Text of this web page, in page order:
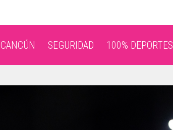
CANCÚN SEGURIDAD 100% DEPORTES